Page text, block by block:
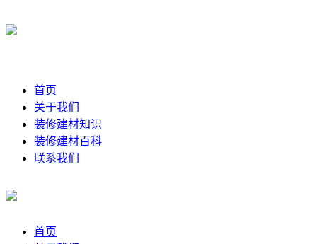
首页
关于我们
装修建材知识
装修建材百科
联系我们
首页